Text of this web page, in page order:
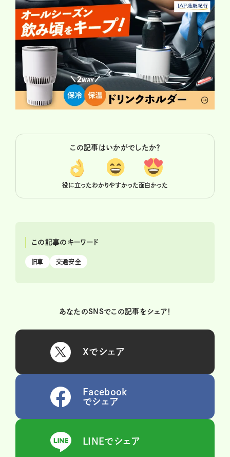
この記事はいかがでしたか？
役に立ったわかりやすかった面白かった
この記事のキーワード
旧車 交通安全
あなたのSNSでこの記事をシェア！
Xでシェア
Facebook
でシェア
LINEでシェア